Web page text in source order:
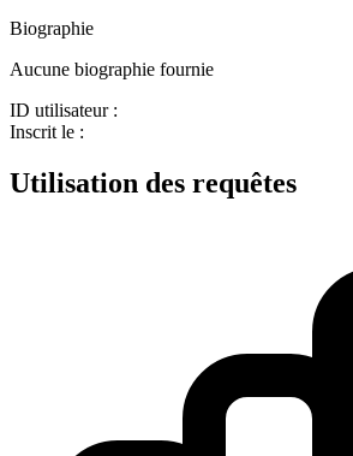
Biographie
Aucune biographie fournie
ID utilisateur :
Inscrit le :
Utilisation des requêtes